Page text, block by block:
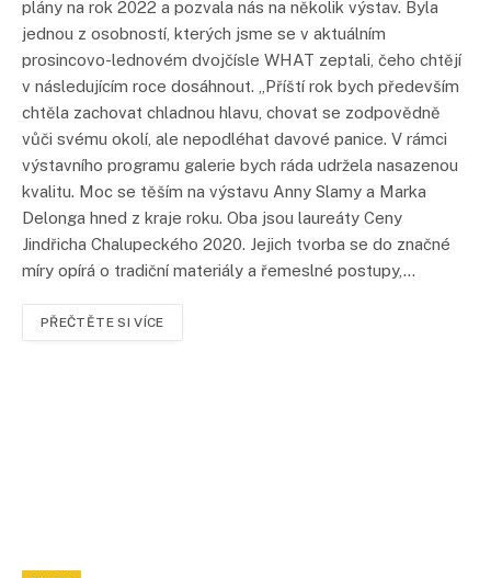
plány na rok 2022 a pozvala nás na několik výstav. Byla
jednou z osobností, kterých jsme se v aktuálním
prosincovo-lednovém dvojčísle WHAT zeptali, čeho chtějí
v následujícím roce dosáhnout. „Příští rok bych především
chtěla zachovat chladnou hlavu, chovat se zodpovědně
vůči svému okolí, ale nepodléhat davové panice. V rámci
výstavního programu galerie bych ráda udržela nasazenou
kvalitu. Moc se těším na výstavu Anny Slamy a Marka
Delonga hned z kraje roku. Oba jsou laureáty Ceny
Jindřicha Chalupeckého 2020. Jejich tvorba se do značné
míry opírá o tradiční materiály a řemeslné postupy,…
PŘEČTĚTE SI VÍCE